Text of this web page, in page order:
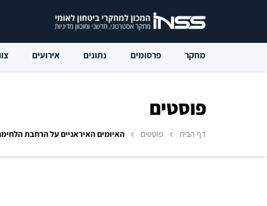
מחקר פרסומים נתונים אירועים
פוסטים
דף הבית פוסטים האיומים האיראניים על הרחבת